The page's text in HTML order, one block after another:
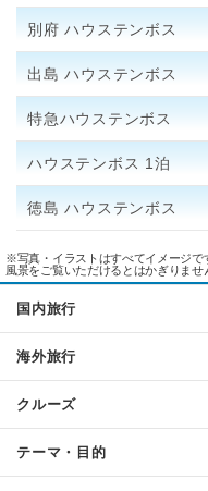
別府 ハウステンボス
出島 ハウステンボス
特急ハウステンボス
ハウステンボス 1泊
徳島 ハウステンボス
※写真・イラストはすべてイメージで
風景をご覧いただけるとはかぎりませ
国内旅行
海外旅行
クルーズ
テーマ・目的